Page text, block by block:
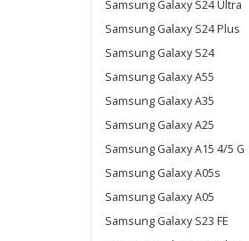
Samsung Galaxy S24 Ultra
Samsung Galaxy S24 Plus
Samsung Galaxy S24
Samsung Galaxy A55
Samsung Galaxy A35
Samsung Galaxy A25
Samsung Galaxy A15 4/5 G
Samsung Galaxy A05s
Samsung Galaxy A05
Samsung Galaxy S23 FE